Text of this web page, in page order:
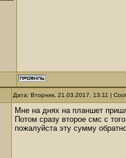
Дата: Вторник, 21.03.2017, 13:11 |
Мне на днях на планшет
Потом сразу второе смс с
пожалуйста эту сумму